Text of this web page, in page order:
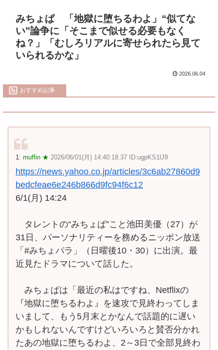
みちょぱ 「地獄に堕ちるわよ」“似てな
い”論争に「そこまで似せる必要もなく
ね？」「むしろリアルに寄せられたら見て
いられるかな」
2026.06.04
おすすめ記事
1: muffin ★ 2026/06/01(月) 14:40:18.37 ID:ugpKS1lJ9
https://news.yahoo.co.jp/articles/3c6ab27860d9
bedcfeae6e246b866d9fc94f6c12
6/1(月) 14:24
タレントの“みちょぱ”こと池田美優（27）が
31日、パーソナリティーを務めるニッポン放送
「#みちょパラ」（日曜後10・30）に出演。最
近見たドラマについて話した。
みちょぱは「最近の私はですね、Netflixの
『地獄に堕ちるわよ』を速攻で見終わってしま
いまして、もう5月末とかなんで話題的に遅い
かもしれないんですけどいろいろと賛否分かれ
たあの地獄に堕ちるわよ、2～3日で全部見終わ